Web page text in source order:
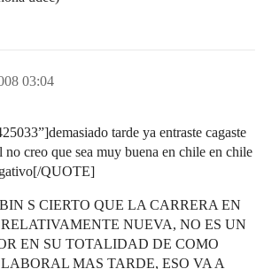
03:04
tarde ya entraste cagaste
creo que sea muy buena en chile en chile
QUOTE]
S CIERTO QUE LA CARRERA EN
NUEVA, NO ES UN
EN SU TOTALIDAD DE COMO
MAS TARDE, ESO VA A